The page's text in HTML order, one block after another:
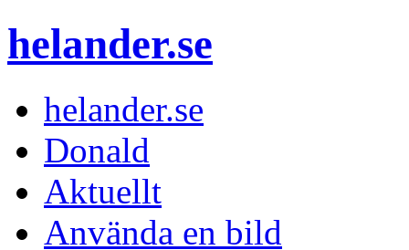
helander.se
helander.se
Donald
Aktuellt
Använda en bild